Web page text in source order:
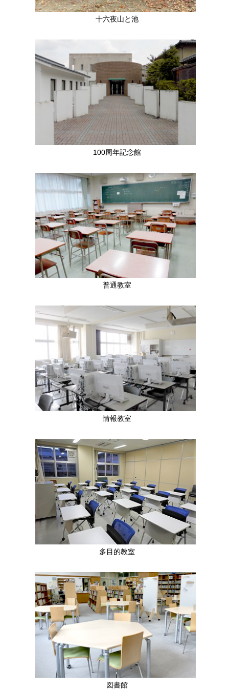
十六夜山と池
100周年記念館
普通教室
情報教室
多目的教室
図書館